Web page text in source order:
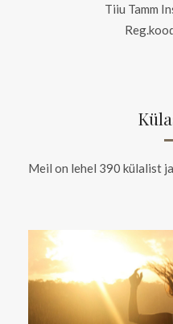
Tiiu Tamm
Meil on lehel 390 külalist